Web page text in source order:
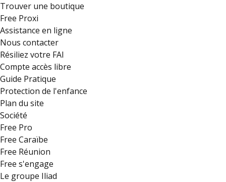
Trouver une boutique
Free Proxi
Assistance en ligne
Nous contacter
Résiliez votre FAI
Compte accès libre
Guide Pratique
Protection de l'enfance
Plan du site
Société
Free Pro
Free Caraïbe
Free Réunion
Free s'engage
Le groupe Iliad